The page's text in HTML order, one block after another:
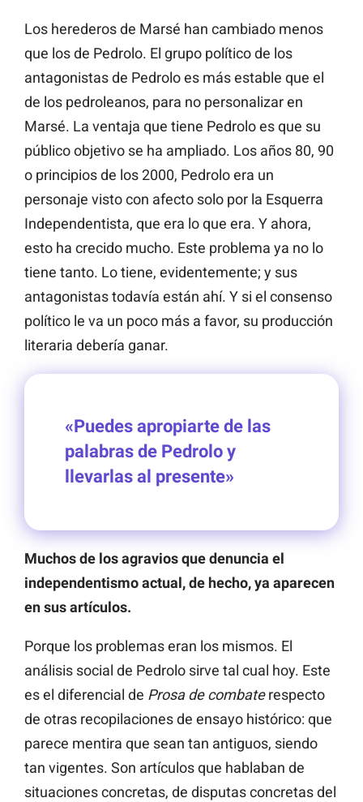
Los herederos de Marsé han cambiado menos
que los de Pedrolo. El grupo político de los
antagonistas de Pedrolo es más estable que el
de los pedroleanos, para no personalizar en
Marsé. La ventaja que tiene Pedrolo es que su
público objetivo se ha ampliado. Los años 80, 90
o principios de los 2000, Pedrolo era un
personaje visto con afecto solo por la Esquerra
Independentista, que era lo que era. Y ahora,
esto ha crecido mucho. Este problema ya no lo
tiene tanto. Lo tiene, evidentemente; y sus
antagonistas todavía están ahí. Y si el consenso
político le va un poco más a favor, su producción
literaria debería ganar.
«Puedes apropiarte de las
palabras de Pedrolo y
llevarlas al presente»
Muchos de los agravios que denuncia el
independentismo actual, de hecho, ya aparecen
en sus artículos.
Porque los problemas eran los mismos. El
análisis social de Pedrolo sirve tal cual hoy. Este
es el diferencial de Prosa de combaterespecto
de otras recopilaciones de ensayo histórico: que
parece mentira que sean tan antiguos, siendo
tan vigentes. Son artículos que hablaban de
situaciones concretas, de disputas concretas del